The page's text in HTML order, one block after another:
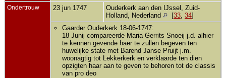
Ondertrouw 23 jun 1747
Ouderkerk aan den IJssel, Zuid-
Holland, Nederland
[33, 34]
Gaarder Ouderkerk 18-06-1747:
18 Junij compareerde Maria Gerrits Snoeij j.d. alhier
te kennen gevende haer te zullen begeven ten
huwelijke state met Barend Janse Pruijt j.m.
woonagtig tot Lekkerkerk en verklaarde ten dien
opzigten haar aan te geven te behoren tot de classis
van pro deo